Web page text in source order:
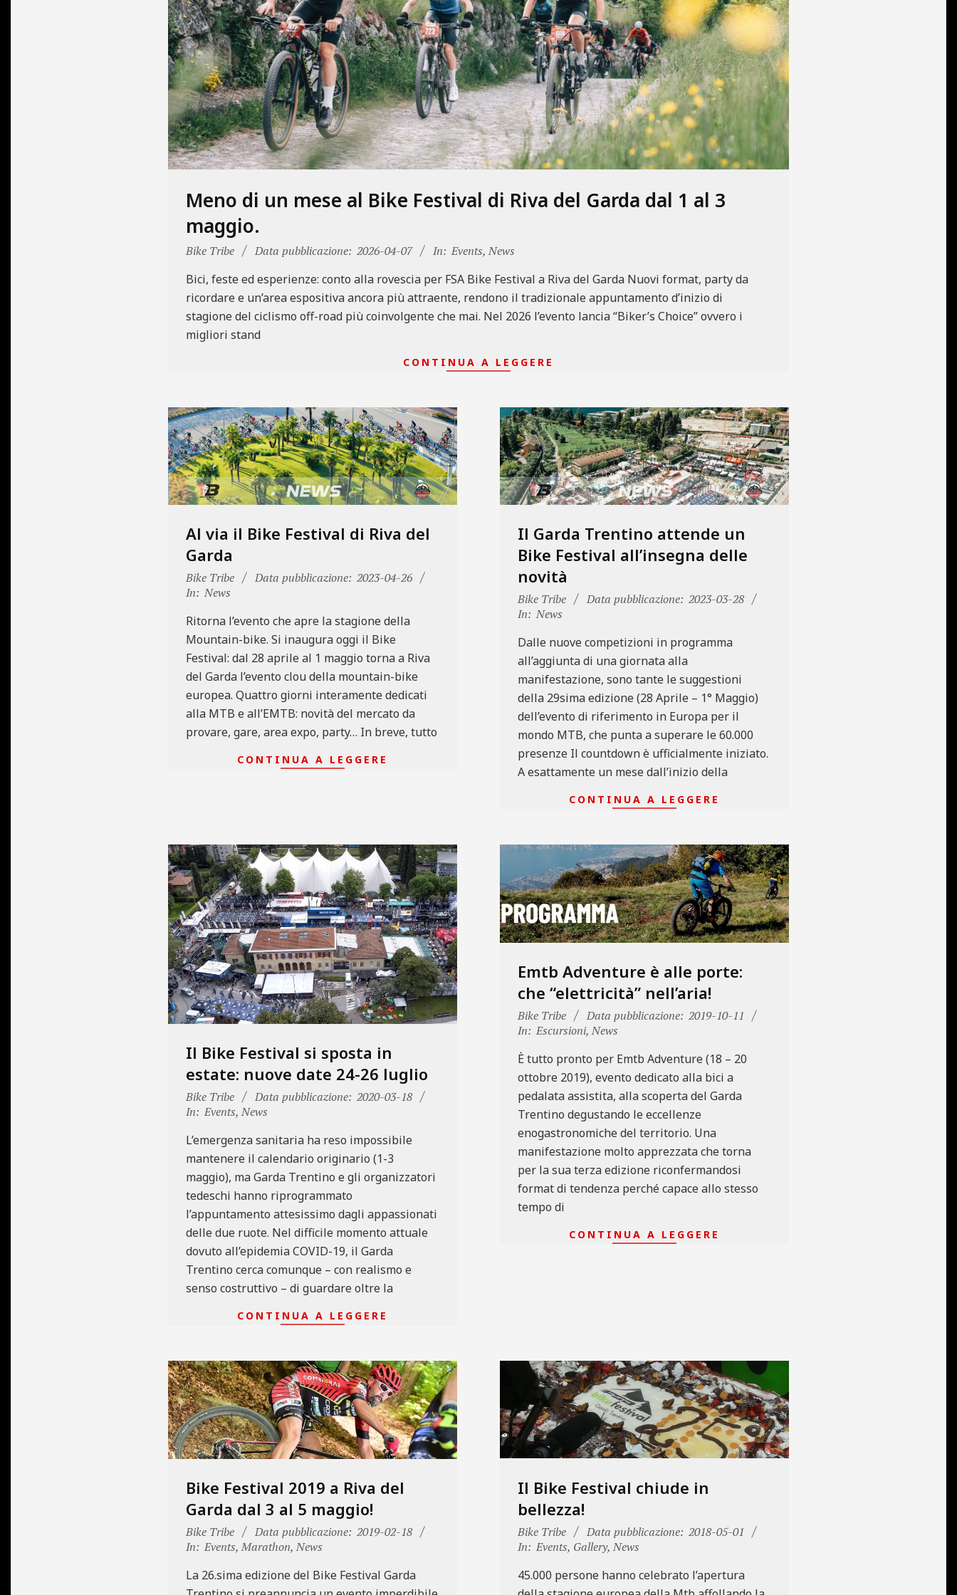
Meno di un mese al Bike Festival di Riva del Garda dal 1 al 3
maggio.
2026-
07
Bike Tribe Data pubblicazione: 2026-04-07 In: Events,News
Bici, feste ed esperienze: conto alla rovescia per FSA Bike Festival a Riva del Garda Nuovi format, party da
ricordare e un’area espositiva ancora più attraente, rendono il tradizionale appuntamento d’inizio di
stagione del ciclismo off-road più coinvolgente che mai. Nel 2026 l’evento lancia “Biker’s Choice” ovvero i
migliori stand
CONTINUA A LEGGERE
Al via il Bike Festival di Riva del
Garda
2023-
04-
Bike Tribe Data pubblicazione: 2023-04-26
In: News
Ritorna l’evento che apre la stagione della
Mountain-bike. Si inaugura oggi il Bike
Festival: dal 28 aprile al 1 maggio torna a Riva
del Garda l’evento clou della mountain-bike
europea. Quattro giorni interamente dedicati
alla MTB e all’EMTB: novità del mercato da
provare, gare, area expo, party… In breve, tutto
CONTINUA A LEGGERE
Il Garda Trentino attende un
Bike Festival all’insegna delle
novità
2023-
03-
Bike Tribe Data pubblicazione: 2023-03-28
In: News
Dalle nuove competizioni in programma
all’aggiunta di una giornata alla
manifestazione, sono tante le suggestioni
della 29sima edizione (28 Aprile – 1° Maggio)
dell’evento di riferimento in Europa per il
mondo MTB, che punta a superare le 60.000
presenze Il countdown è ufficialmente iniziato.
A esattamente un mese dall’inizio della
CONTINUA A LEGGERE
Il Bike Festival si sposta in
estate: nuove date 24-26 luglio
2020-
03-
Bike Tribe Data pubblicazione: 2020-03-18
In: Events,News
L’emergenza sanitaria ha reso impossibile
mantenere il calendario originario (1-3
maggio), ma Garda Trentino e gli organizzatori
tedeschi hanno riprogrammato
l’appuntamento attesissimo dagli appassionati
delle due ruote. Nel difficile momento attuale
dovuto all’epidemia COVID-19, il Garda
Trentino cerca comunque – con realismo e
senso costruttivo – di guardare oltre la
CONTINUA A LEGGERE
Emtb Adventure è alle porte:
che “elettricità” nell’aria!
2019-
10-
11
Bike Tribe Data pubblicazione: 2019-10-11
In: Escursioni, News
È tutto pronto per Emtb Adventure (18 – 20
ottobre 2019), evento dedicato alla bici a
pedalata assistita, alla scoperta del Garda
Trentino degustando le eccellenze
enogastronomiche del territorio. Una
manifestazione molto apprezzata che torna
per la sua terza edizione riconfermandosi
format di tendenza perché capace allo stesso
tempo di
CONTINUA A LEGGERE
Bike Festival 2019 a Riva del
Garda dal 3 al 5 maggio!
2019-
02-
Bike Tribe Data pubblicazione: 2019-02-18
In: Events,Marathon,News
La 26.sima edizione del Bike Festival Garda
Il Bike Festival chiude in
bellezza!
2018-
05-
Bike Tribe Data pubblicazione: 2018-05-01
In: Events, Gallery, News
45.000 persone hanno celebrato l’apertura